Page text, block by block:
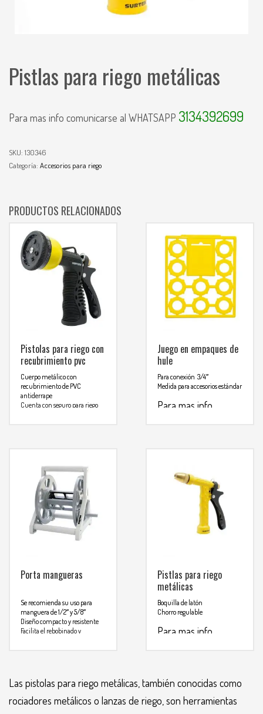
Pistlas para riego metálicas
Para mas info comunicarse al WHATSAPP 3134392699
SKU: 130346
Categoría: Accesorios para riego
PRODUCTOS RELACIONADOS
Pistolas para riego con
recubrimiento pvc
Cuerpo metálico con
recubrimiento de PVC
antiderrape
Cuenta con seguro para riego
comunicarse al
WHATSAPP
3134392699
Juego en empaques de
hule
Para conexión 3/4″
Medida para accesorios estándar
Para mas info
Porta mangueras
Se recomienda su uso para
manguera de 1/2″ y 5/8″
Diseño compacto y resistente
Facilita el rebobinado y
Para mas info
comunicarse al
Pistlas para riego
metálicas
Boquilla de latón
Chorro regulable
Para mas info
Las pistolas para riego metálicas, también conocidas como
rociadores metálicos o lanzas de riego, son herramientas